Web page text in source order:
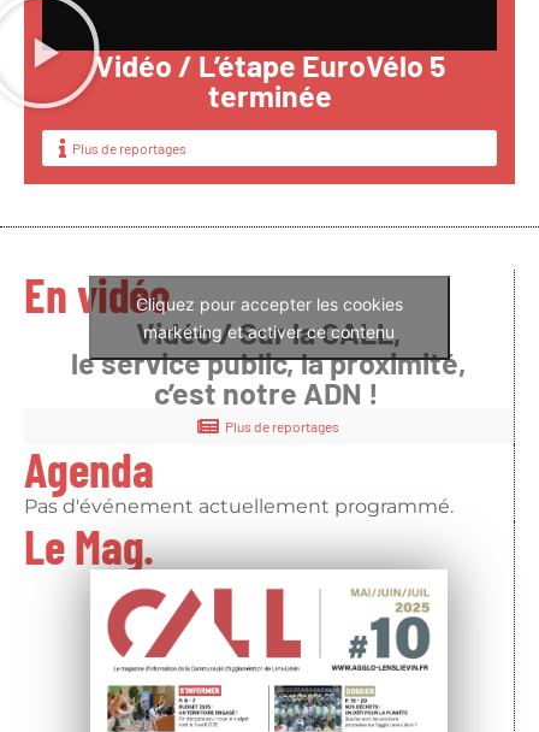
Vidéo / L’étape EuroVélo 5
terminée
Plus de reportages
En vidéoCliquez pour accepter les cookies
marketing et activer ce contenu
Vidéo / Sur la CALL,
le service public, la proximité,
c’est notre ADN !
Plus de reportages
Agenda
Pas d'événement actuellement programmé.
Le Mag.